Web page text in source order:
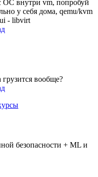
ОС внутри vm, попробуй
у себя дома, qemu/kvm
- libvirt
вообще?
безопасности + ML и